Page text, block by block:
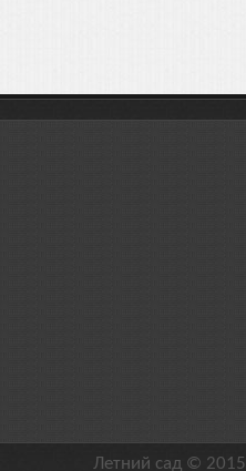
Летний сад © 2015